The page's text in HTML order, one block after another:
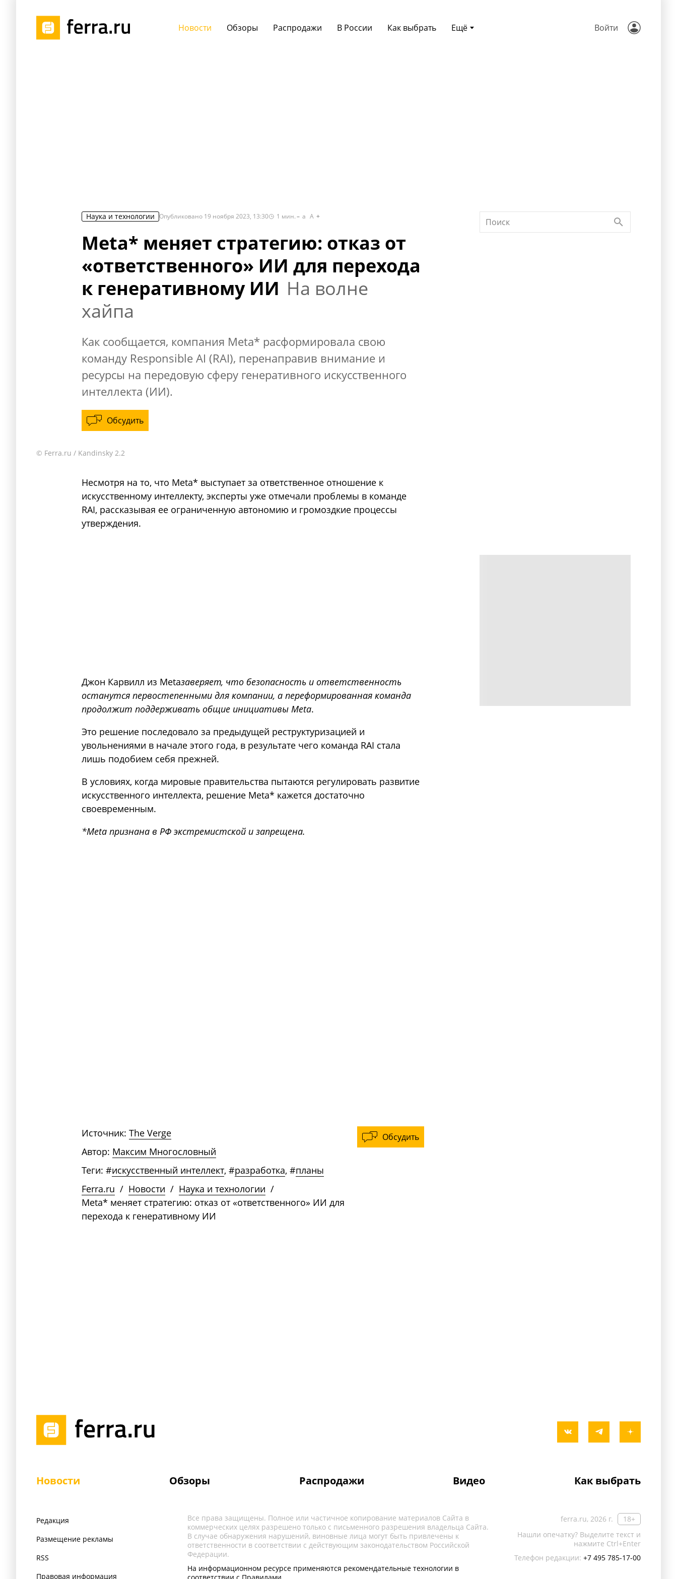
Ещё
Новости Обзоры Распродажи В России Как выбрать Войти
Наука и технологии Опубликовано 19 ноября 2023, 13:30 1 мин. a A
Meta* меняет стратегию: отказ от
«ответственного» ИИ для перехода
к генеративному ИИ На волне
хайпа
Как сообщается, компания Meta* расформировала свою
команду Responsible AI (RAI), перенаправив внимание и
ресурсы на передовую сферу генеративного искусственного
интеллекта (ИИ).
Обсудить
© Ferra.ru / Kandinsky 2.2
Несмотря на то, что Meta* выступает за ответственное отношение к
искусственному интеллекту, эксперты уже отмечали проблемы в команде
RAI, рассказывая ее ограниченную автономию и громоздкие процессы
утверждения.
Джон Карвилл из Metaзаверяет, что безопасность и ответственность
останутся первостепенными для компании, а переформированная команда
продолжит поддерживать общие инициативы Meta.
Это решение последовало за предыдущей реструктуризацией и
увольнениями в начале этого года, в результате чего команда RAI стала
лишь подобием себя прежней.
В условиях, когда мировые правительства пытаются регулировать развитие
искусственного интеллекта, решение Meta* кажется достаточно
своевременным.
*Meta признана в РФ экстремистской и запрещена.
Обсудить
Источник: The Verge
Автор: Максим Многословный
Теги: #искусственный интеллект, #разработка, #планы
Ferra.ru / Новости / Наука и технологии /
Meta* меняет стратегию: отказ от «ответственного» ИИ для
перехода к генеративному ИИ
Новости Обзоры Распродажи Видео Как выбрать
Редакция
Размещение рекламы
RSS
Правовая информация
ferra.ru, 2026 г.
18+
Нашли опечатку? Выделите текст и
нажмите Ctrl+Enter
Телефон редакции: +7 495 785-17-00
Все права защищены. Полное или частичное копирование материалов Сайта в
коммерческих целях разрешено только с письменного разрешения владельца Сайта.
В случае обнаружения нарушений, виновные лица могут быть привлечены к
ответственности в соответствии с действующим законодательством Российской
Федерации.
На информационном ресурсе применяются рекомендательные технологии в